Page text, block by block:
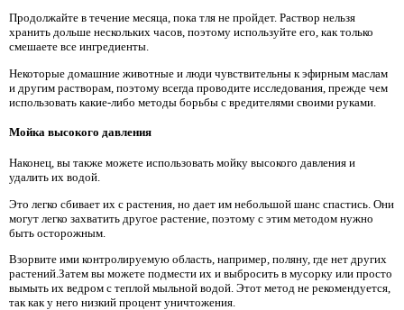
Продолжайте в течение месяца, пока тля не пройдет. Раствор нельзя
хранить дольше нескольких часов, поэтому используйте его, как только
смешаете все ингредиенты.
Некоторые домашние животные и люди чувствительны к эфирным маслам
и другим растворам, поэтому всегда проводите исследования, прежде чем
использовать какие-либо методы борьбы с вредителями своими руками.
Мойка высокого давления
Наконец, вы также можете использовать мойку высокого давления и
удалить их водой.
Это легко сбивает их с растения, но дает им небольшой шанс спастись. Они
могут легко захватить другое растение, поэтому с этим методом нужно
быть осторожным.
Взорвите ими контролируемую область, например, поляну, где нет других
растений.Затем вы можете подмести их и выбросить в мусорку или просто
вымыть их ведром с теплой мыльной водой. Этот метод не рекомендуется,
так как у него низкий процент уничтожения.